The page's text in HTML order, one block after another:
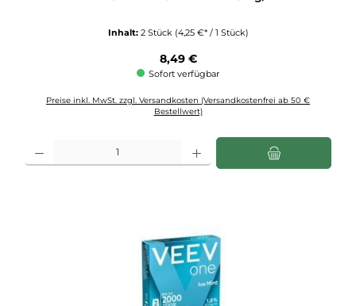
Inhalt: 2 Stück (4,25 €* / 1 Stück)
Regulärer Preis:
8,49 €
Sofort verfügbar
Preise inkl. MwSt. zzgl. Versandkosten (Versandkostenfrei ab 50 €
Bestellwert)
Produkt Anzahl: Gib den gewünschten Wert ein oder benutze die Schaltflächen